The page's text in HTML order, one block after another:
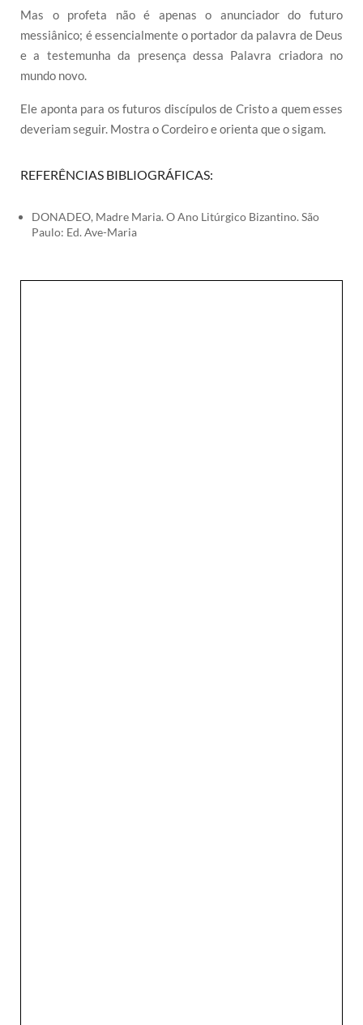
Mas o profeta não é apenas o anunciador do futuro
messiânico; é essencialmente o portador da palavra de Deus
e a testemunha da presença dessa Palavra criadora no
mundo novo.
Ele aponta para os futuros discípulos de Cristo a quem esses
deveriam seguir. Mostra o Cordeiro e orienta que o sigam.
REFERÊNCIAS BIBLIOGRÁFICAS:
DONADEO, Madre Maria. O Ano Litúrgico Bizantino. São
Paulo: Ed. Ave-Maria